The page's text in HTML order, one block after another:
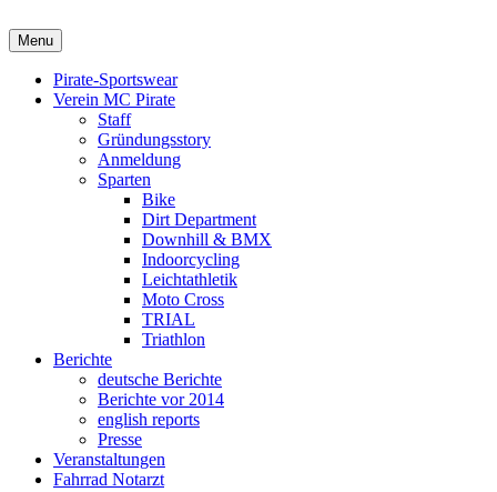
to
content
Menu
Pirate-Sportswear
Verein MC Pirate
Staff
Gründungsstory
Anmeldung
Sparten
Bike
Dirt Department
Downhill & BMX
Indoorcycling
Leichtathletik
Moto Cross
TRIAL
Triathlon
Berichte
deutsche Berichte
Berichte vor 2014
english reports
Presse
Veranstaltungen
Fahrrad Notarzt